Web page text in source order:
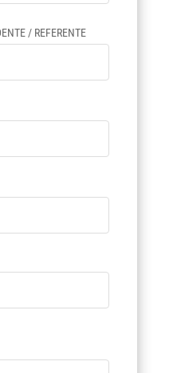
/ REFERENTE